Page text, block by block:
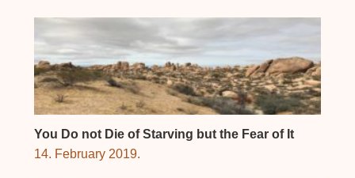
You Do not Die of Starving but the Fear of It
14. February 2019.